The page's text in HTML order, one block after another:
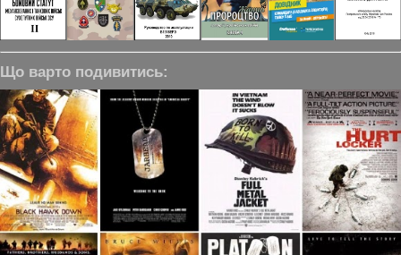
Що варто подивитись: